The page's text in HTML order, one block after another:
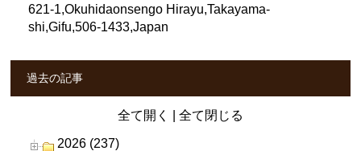
621-1,Okuhidaonsengo Hirayu,Takayama-
shi,Gifu,506-1433,Japan
過去の記事
全て開く 全て閉じる
2026 (237)